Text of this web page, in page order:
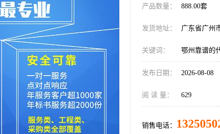
产品数量： 888.00套
发货地址： 广东省广州
关键词： 鄂州靠谱的
发布日期： 2026-08-08
阅 读 量： 629
销售电话：